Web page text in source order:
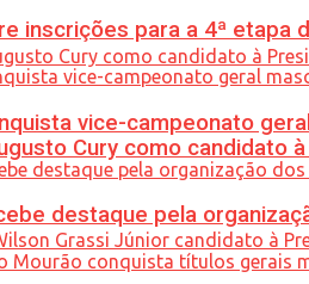
Cury como candidato
inscrições para a 4ª
vice-campeonato
destaque pela